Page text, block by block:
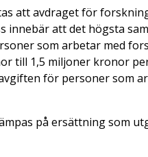
att avdraget för
innebär att det högsta
som arbetar med
till 1,5 miljoner kronor
för personer som
på ersättning som